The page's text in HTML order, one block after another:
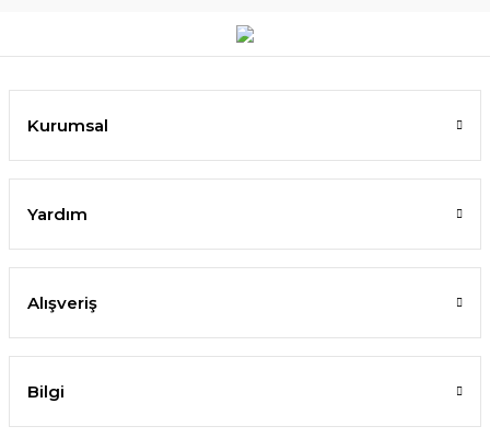
Kurumsal
Yardım
Alışveriş
Bilgi